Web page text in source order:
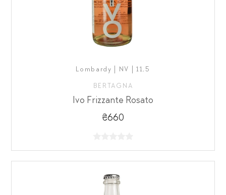
Lombardy | NV | 11,5
BERTAGNA
Ivo Frizzante Rosato
₴660